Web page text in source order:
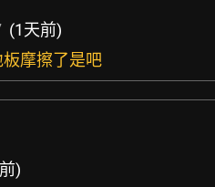
(1天前)
板摩擦了是吧
)